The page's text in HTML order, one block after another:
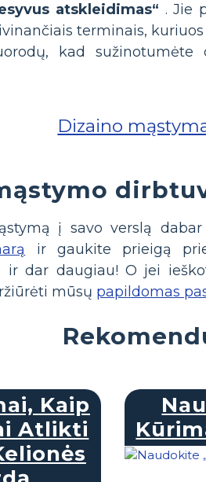
atskleidimas“ . Jie
terminais,
kad
Dizaino
į savo verslą
ir gaukite prieigą prie
ir dar daugiau! O jei
mūsų papildomas
Kaip
Atlikti